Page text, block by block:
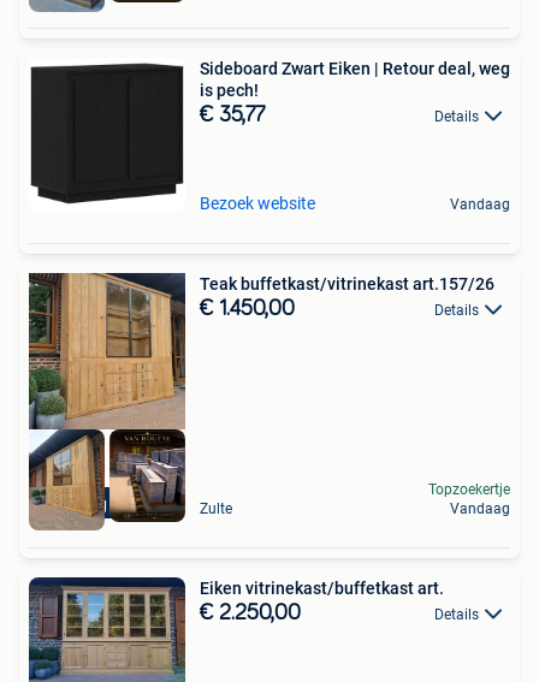
Sideboard Zwart Eiken | Retour deal, weg
is pech!
€ 35,77 Details
Bezoek website Vandaag
Levering mogelijk
Teak buffetkast/vitrinekast art.157/26
€ 1.450,00 Details
Zulte
Topzoekertje
Vandaag
Eiken vitrinekast/buffetkast art.
€ 2.250,00 Details